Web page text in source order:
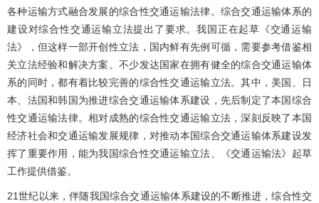
各种运输方式融合发展的综合性交通运输法律。综合交通运输体系的
建设对综合性交通运输立法提出了要求。我国正在起草《交通运输
法》，但这样一部开创性立法，国内鲜有先例可循，需要参考借鉴相
关立法经验和解决方案。不少发达国家在拥有健全的综合交通运输体
系的同时，都有着比较完善的综合性交通运输立法。其中，美国、日
本、法国和韩国为推进综合交通运输体系建设，先后制定了本国综合
性交通运输法律。相对成熟的综合性交通运输立法，深刻反映了本国
经济社会和交通运输发展规律，对推动本国综合交通运输体系建设发
挥了重要作用，能为我国综合性交通运输立法、《交通运输法》起草
工作提供借鉴。
21世纪以来，伴随我国综合交通运输体系建设的不断推进，综合性交